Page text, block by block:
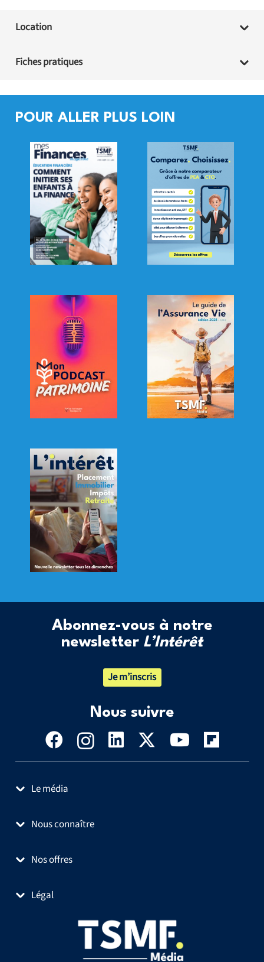
Location
Fiches pratiques
POUR ALLER PLUS LOIN
Abonnez-vous à notre
newsletter L’Intérêt
Je m’inscris
Nous suivre
Le média
Nous connaître
Nos offres
Légal